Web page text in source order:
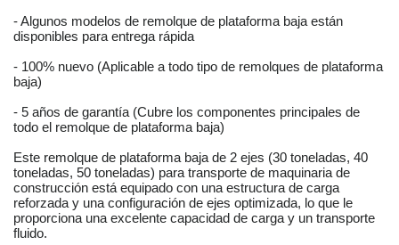
- Algunos modelos de remolque de plataforma baja están
disponibles para entrega rápida
- 100% nuevo (Aplicable a todo tipo de remolques de plataforma
baja)
- 5 años de garantía (Cubre los componentes principales de
todo el remolque de plataforma baja)
Este remolque de plataforma baja de 2 ejes (30 toneladas, 40
toneladas, 50 toneladas) para transporte de maquinaria de
construcción está equipado con una estructura de carga
reforzada y una configuración de ejes optimizada, lo que le
proporciona una excelente capacidad de carga y un transporte
fluido.